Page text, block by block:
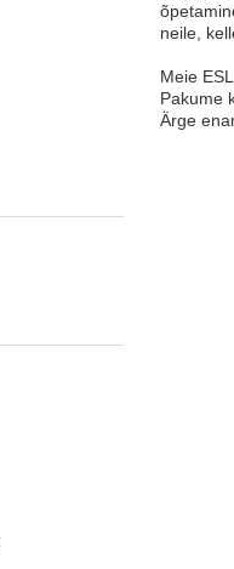
neile,
Meie
Pakume
Ärge